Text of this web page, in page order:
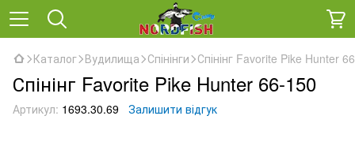
Каталог Вудилища Спінінги Спінінг Favorite Pike Hunter
Спінінг Favorite Pike Hunter 66-150
Артикул: 1693.30.69 Залишити відгук